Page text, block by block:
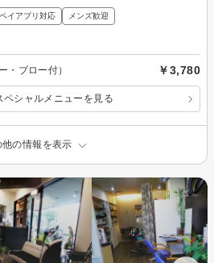
イアプリ対応 メンズ歓迎
・ブロー付） ￥3,780
ペシャルメニューを見る
他の情報を表示